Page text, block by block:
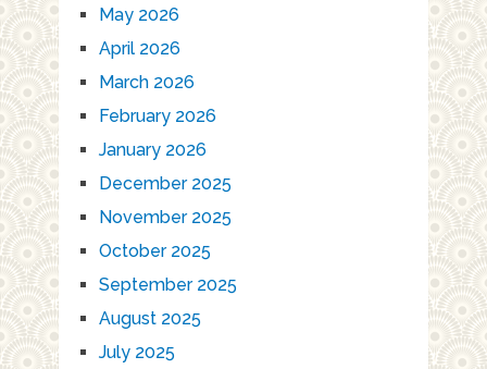
May 2026
April 2026
March 2026
February 2026
January 2026
December 2025
November 2025
October 2025
September 2025
August 2025
July 2025